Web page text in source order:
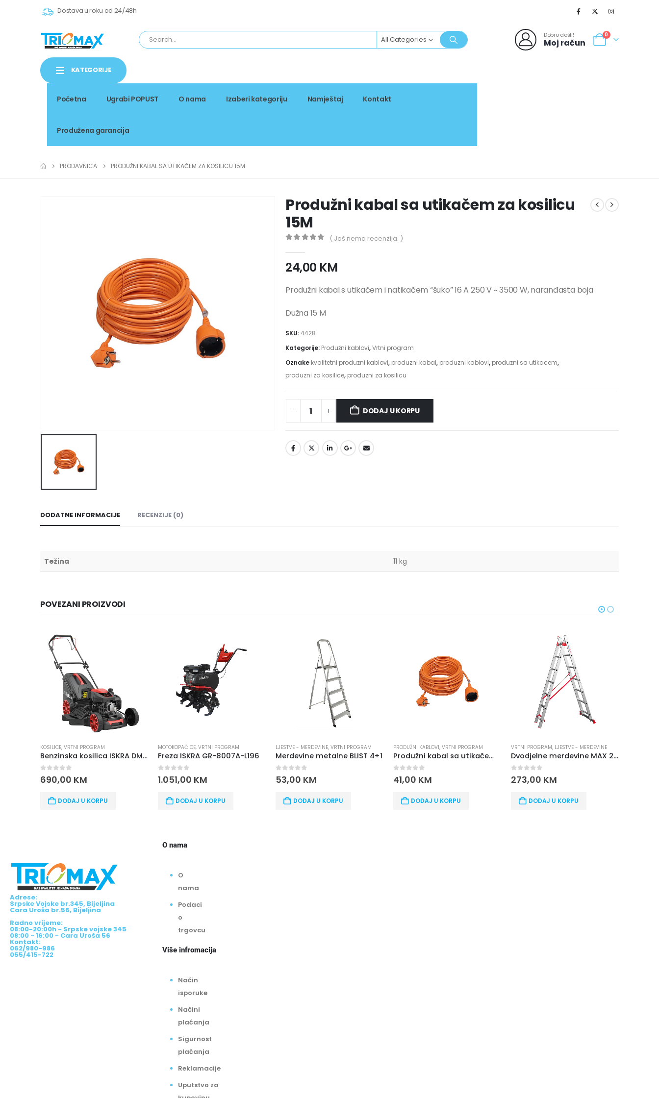
Dostava u roku od 24/48h
All Categories Dobro došli!
Moj račun
0
KATEGORIJE
Početna Ugrabi POPUST O nama Izaberi kategoriju Namještaj Kontakt
Produžena garancija
PRODAVNICA PRODUŽNI KABAL SA UTIKAČEM ZA KOSILICU 15M
Produžni kabal sa utikačem za kosilicu
15M
( Još nema recenzija. )
24,00 KM
Produžni kabal s utikačem i natikačem “šuko” 16 A 250 V ~ 3500 W, naranđasta boja
Dužna 15 M
SKU:4428
Kategorije: Produžni kablovi,Vrtni program
Oznake kvalitetni produzni kablovi, produzni kabal, produzni kablovi, produzni sa utikacem,
produzni za kosilice, produzni za kosilicu
DODAJ U KORPU
DODATNE INFORMACIJE RECENZIJE (0)
Težina 11 kg
POVEZANI PROIZVODI
KOSILICE,VRTNI PROGRAM
Benzinska kosilica ISKRA DM53SC-D200
out of 5
690,00KM
DODAJ U KORPU
MOTOKOPAČICE,VRTNI PROGRAM
Freza ISKRA GR-8007A-L196
out of 5
1.051,00KM
DODAJ U KORPU
LJESTVE - MERDEVINE,VRTNI PROGRAM
Merdevine metalne BLIST 4+1
out of 5
53,00KM
DODAJ U KORPU
PRODUŽNI KABLOVI,VRTNI PROGRAM
Produžni kabal sa utikačem za kosilicu 30M
out of 5
41,00KM
DODAJ U KORPU
VRTNI PROGRAM,LJESTVE - MERDEVINE
Dvodjelne merdevine MAX 2X12
out of 5
273,00KM
DODAJ U KORPU
Adrese:
Srpske Vojske br.345, Bijeljina
Cara Uroša br.56, Bijeljina
Radno vrijeme:
08:00-20:00h - Srpske vojske 345
08:00 - 16:00 - Cara Uroša 56
Kontakt:
062/980-986
055/415-722
O nama
O
nama
Podaci
o
trgovcu
Više infromacija
Način
isporuke
Načini
plaćanja
Sigurnost
plaćanja
Reklamacije
Uputstvo za